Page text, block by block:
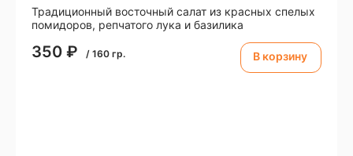
Традиционный восточный салат из красных спелых
помидоров, репчатого лука и базилика
350 ₽ / 160 гр. В корзину